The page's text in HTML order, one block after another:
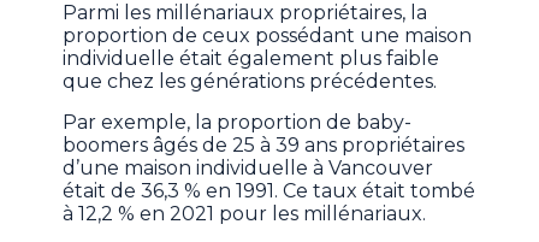
Parmi les millénariaux propriétaires, la
proportion de ceux possédant une maison
individuelle était également plus faible
que chez les générations précédentes.
Par exemple, la proportion de baby-
boomers âgés de 25 à 39 ans propriétaires
d’une maison individuelle à Vancouver
était de 36,3 % en 1991. Ce taux était tombé
à 12,2 % en 2021 pour les millénariaux.